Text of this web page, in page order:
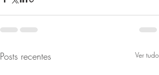
Posts recentes Ver tudo